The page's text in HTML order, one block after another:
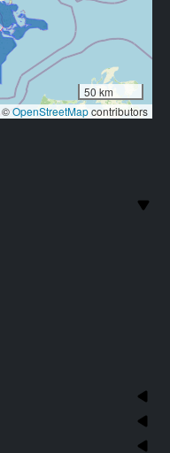
50 km
©OpenStreetMapcontributors